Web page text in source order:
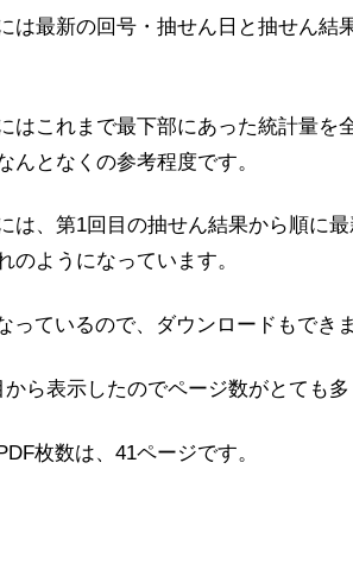
は最新の回号・抽せん日と抽せん結
はこれまで最下部にあった統計量を
んとなくの参考程度です。
は、第1回目の抽せん結果から順に
のようになっています。
っているので、ダウンロードもでき
から表示したのでページ数がとても
枚数は、41ページです。